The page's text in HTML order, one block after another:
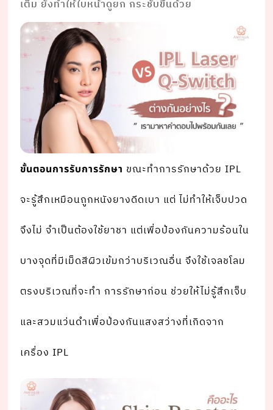
เต็ม ยังทําให้ใบหน้าดูยก กระชับขึ้นด้วย
ขั้นตอนการรับการรักษา ขณะทําการรักษาด้วย IPL
จะรู้สึกเหมือนถูกหนังยางดีดเบา แต่ ไม่ทําให้เจ็บปวด
จึงไม่ จําเป็นต้องใช้ยาชา แต่เพื่อป้องกันความร้อนใน
บางจุดที่มีเม็ดสีผิวเข้มกว่าบริเวณอื่น จึงใช้เจลชโลม
ตรงบริเวณที่จะทํา การรักษาก่อน ช่วยให้ไม่รู้สึกเจ็บ
และสวมแว่นดําเพื่อป้องกันแสงสว่างที่เกิดจาก
เครื่อง IPL